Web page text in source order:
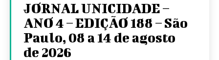
JORNAL UNICIDADE –
ANO 4 – EDIÇÃO 188 – São
Paulo, 08 a 14 de agosto
de 2026